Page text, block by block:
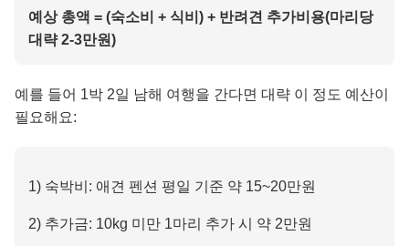
예상 총액 = (숙소비 + 식비) + 반려견 추가비용(마리당
대략 2-3만원)
예를 들어 1박 2일 남해 여행을 간다면 대략 이 정도 예산이
필요해요:
1) 숙박비: 애견 펜션 평일 기준 약 15~20만원
2) 추가금: 10kg 미만 1마리 추가 시 약 2만원